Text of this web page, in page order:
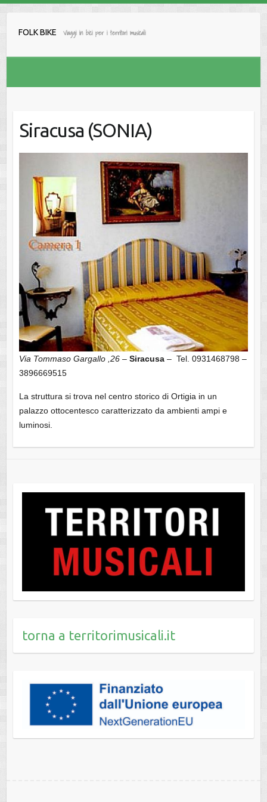
FOLK BIKE Viaggi in bici per i territori musicali
Siracusa (SONIA)
Via Tommaso Gargallo ,26 – Siracusa – Tel. 0931468798 –
3896669515
La struttura si trova nel centro storico di Ortigia in un
palazzo ottocentesco caratterizzato da ambienti ampi e
luminosi.
torna a territorimusicali.it